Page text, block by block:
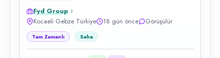
Fyd Group
Kocaeli Gebze Türkiye
18 gün önce Görüşülür
Tam Zamanlı Saha